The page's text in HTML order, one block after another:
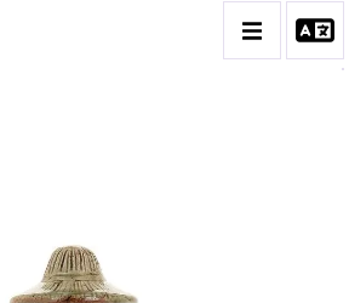
BIOGRAPHIE